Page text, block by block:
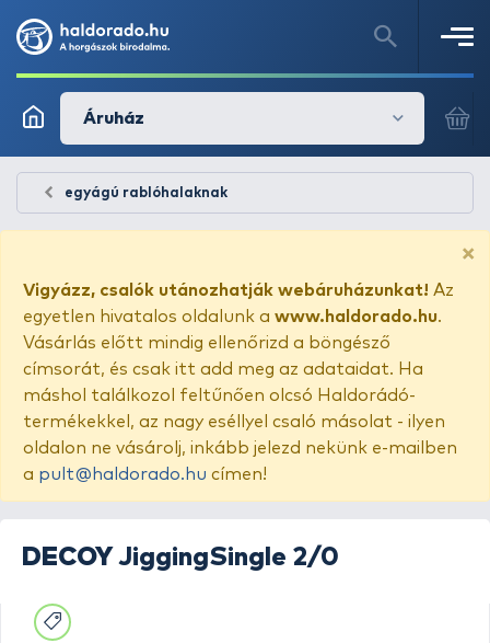
Áruház
egyágú rablóhalaknak
×
Vigyázz, csalók utánozhatják webáruházunkat! Az
egyetlen hivatalos oldalunk a www.haldorado.hu.
Vásárlás előtt mindig ellenőrizd a böngésző
címsorát, és csak itt add meg az adataidat. Ha
máshol találkozol feltűnően olcsó Haldorádó-
termékekkel, az nagy eséllyel csaló másolat - ilyen
oldalon ne vásárolj, inkább jelezd nekünk e-mailben
a pult@haldorado.hu címen!
DECOY JiggingSingle 2/0